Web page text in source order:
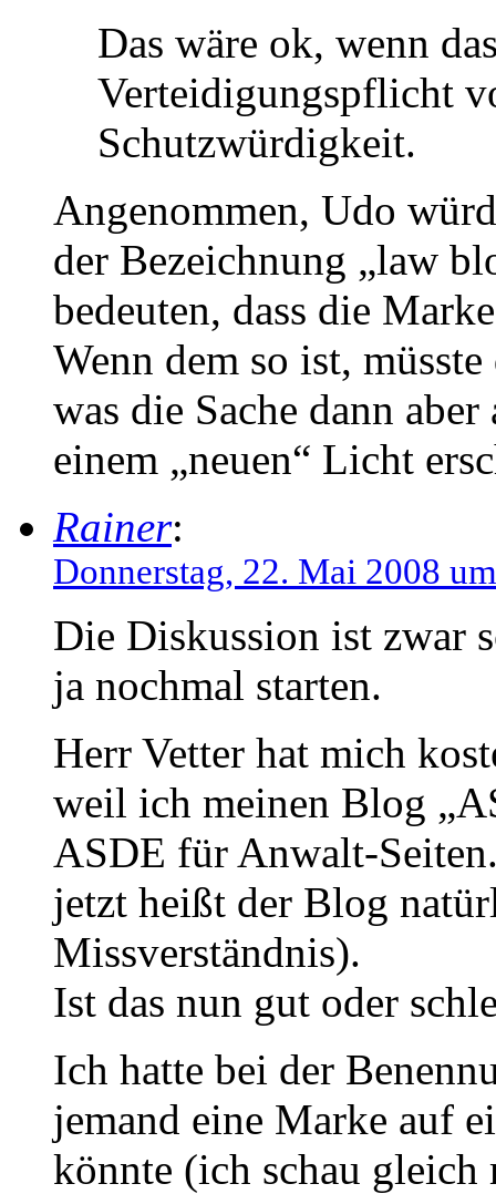
Das wäre ok, wenn
Verteidigungspflicht
Schutzwürdigkeit.
Angenommen, Udo
der Bezeichnung „law
bedeuten, dass die
Wenn dem so ist,
was die Sache dann
einem „neuen“ Licht
Rainer:
Donnerstag, 22. Mai 2008
Die Diskussion ist zwar
ja nochmal starten.
Herr Vetter hat mich
weil ich meinen Blog
ASDE für Anwalt-
jetzt heißt der Blog
Missverständnis).
Ist das nun gut oder
Ich hatte bei der
jemand eine Marke auf
könnte (ich schau gleich